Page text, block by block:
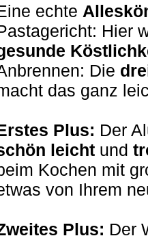
echte
Hier
Die
das ganz
Plus: Der
leicht und
Kochen mit
von Ihrem
Plus: Der